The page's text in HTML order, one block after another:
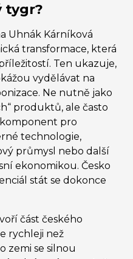
tygr?
Uhnák Kárníková
transformace, která
Ten ukazuje,
vydělávat na
Ne nutně jako
produktů, ale často
pro
technologie,
průmysl nebo další
ekonomikou. Česko
stát se dokonce
část českého
rychleji než
zemi se silnou